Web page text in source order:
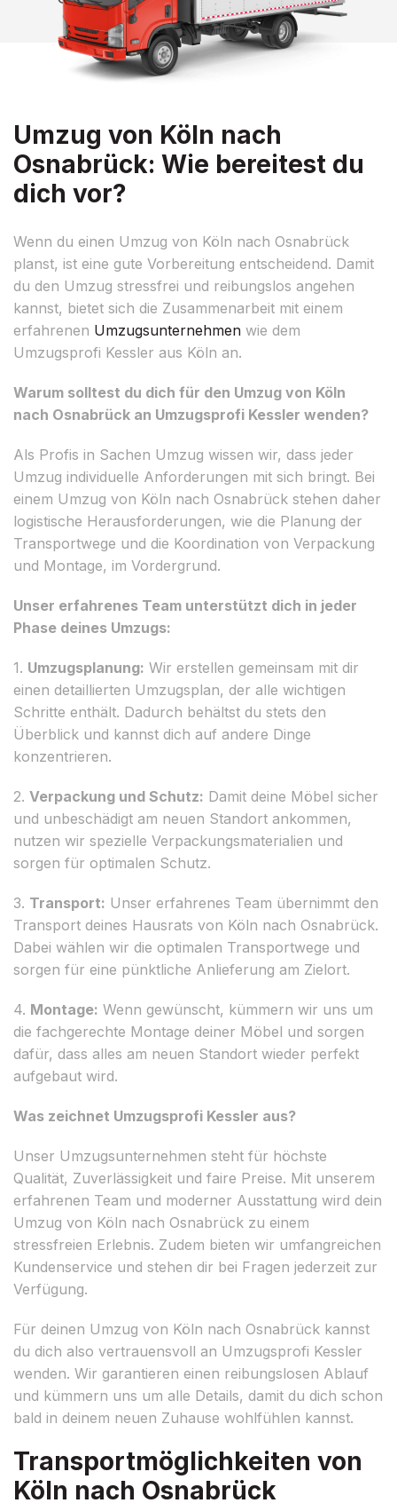
Umzug von Köln nach
Osnabrück: Wie bereitest du
dich vor?
Wenn du einen Umzug von Köln nach Osnabrück
planst, ist eine gute Vorbereitung entscheidend. Damit
du den Umzug stressfrei und reibungslos angehen
kannst, bietet sich die Zusammenarbeit mit einem
erfahrenen Umzugsunternehmen wie dem
Umzugsprofi Kessler aus Köln an.
Warum solltest du dich für den Umzug von Köln
nach Osnabrück an Umzugsprofi Kessler wenden?
Als Profis in Sachen Umzug wissen wir, dass jeder
Umzug individuelle Anforderungen mit sich bringt. Bei
einem Umzug von Köln nach Osnabrück stehen daher
logistische Herausforderungen, wie die Planung der
Transportwege und die Koordination von Verpackung
und Montage, im Vordergrund.
Unser erfahrenes Team unterstützt dich in jeder
Phase deines Umzugs:
1. Umzugsplanung: Wir erstellen gemeinsam mit dir
einen detaillierten Umzugsplan, der alle wichtigen
Schritte enthält. Dadurch behältst du stets den
Überblick und kannst dich auf andere Dinge
konzentrieren.
2. Verpackung und Schutz: Damit deine Möbel sicher
und unbeschädigt am neuen Standort ankommen,
nutzen wir spezielle Verpackungsmaterialien und
sorgen für optimalen Schutz.
3. Transport: Unser erfahrenes Team übernimmt den
Transport deines Hausrats von Köln nach Osnabrück.
Dabei wählen wir die optimalen Transportwege und
sorgen für eine pünktliche Anlieferung am Zielort.
4. Montage: Wenn gewünscht, kümmern wir uns um
die fachgerechte Montage deiner Möbel und sorgen
dafür, dass alles am neuen Standort wieder perfekt
aufgebaut wird.
Was zeichnet Umzugsprofi Kessler aus?
Unser Umzugsunternehmen steht für höchste
Qualität, Zuverlässigkeit und faire Preise. Mit unserem
erfahrenen Team und moderner Ausstattung wird dein
Umzug von Köln nach Osnabrück zu einem
stressfreien Erlebnis. Zudem bieten wir umfangreichen
Kundenservice und stehen dir bei Fragen jederzeit zur
Verfügung.
Für deinen Umzug von Köln nach Osnabrück kannst
du dich also vertrauensvoll an Umzugsprofi Kessler
wenden. Wir garantieren einen reibungslosen Ablauf
und kümmern uns um alle Details, damit du dich schon
bald in deinem neuen Zuhause wohlfühlen kannst.
Transportmöglichkeiten von
Köln nach Osnabrück